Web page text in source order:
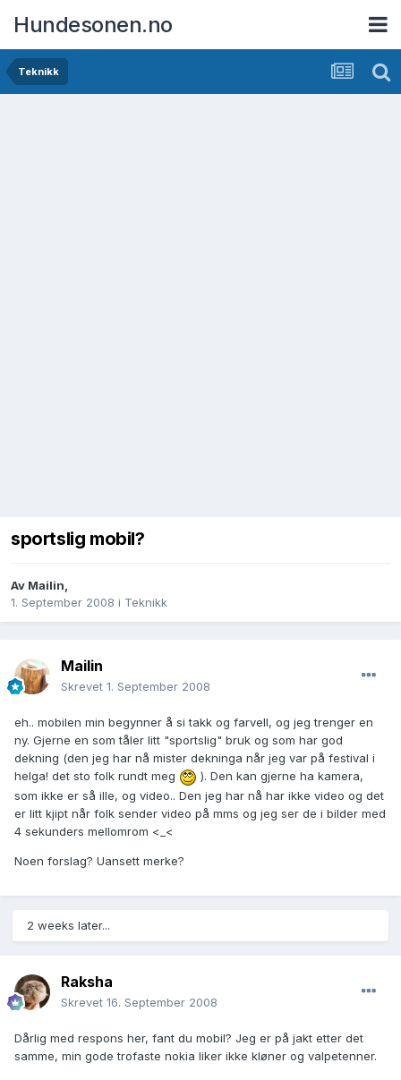
Hundesonen.no
Teknikk
sportslig mobil?
Av Mailin,
1. September 2008 i Teknikk
Mailin
Skrevet 1. September 2008
eh.. mobilen min begynner å si takk og farvell, og jeg trenger en
ny. Gjerne en som tåler litt "sportslig" bruk og som har god
dekning (den jeg har nå mister dekninga når jeg var på festival i
helga! det sto folk rundt meg
). Den kan gjerne ha kamera,
som ikke er så ille, og video.. Den jeg har nå har ikke video og det
er litt kjipt når folk sender video på mms og jeg ser de i bilder med
4 sekunders mellomrom <_<
Noen forslag? Uansett merke?
2 weeks later...
Raksha
Skrevet 16. September 2008
Dårlig med respons her, fant du mobil? Jeg er på jakt etter det
samme, min gode trofaste nokia liker ikke kløner og valpetenner.